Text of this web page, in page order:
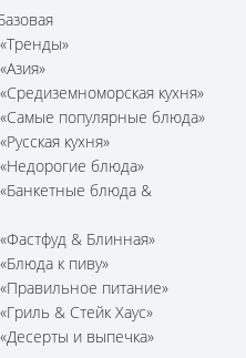
кухня»
популярные блюда»
кухня»
блюда»
блюда &
& Блинная»
к пиву»
питание»
& Стейк Хаус»
и выпечка»